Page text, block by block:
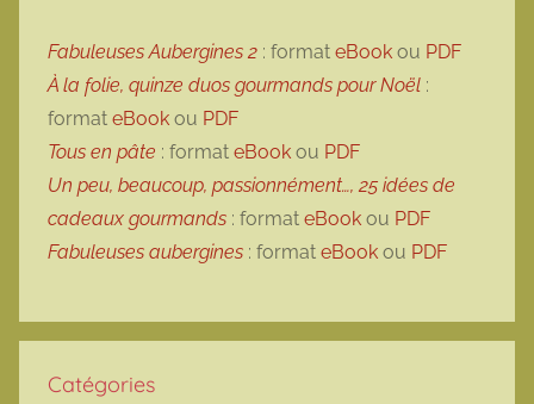
Fabuleuses Aubergines 2 : format eBook ou PDF
À la folie, quinze duos gourmands pour Noël :
format eBook ou PDF
Tous en pâte : format eBook ou PDF
Un peu, beaucoup, passionnément…, 25 idées de
cadeaux gourmands : format eBook ou PDF
Fabuleuses aubergines : format eBook ou PDF
Catégories